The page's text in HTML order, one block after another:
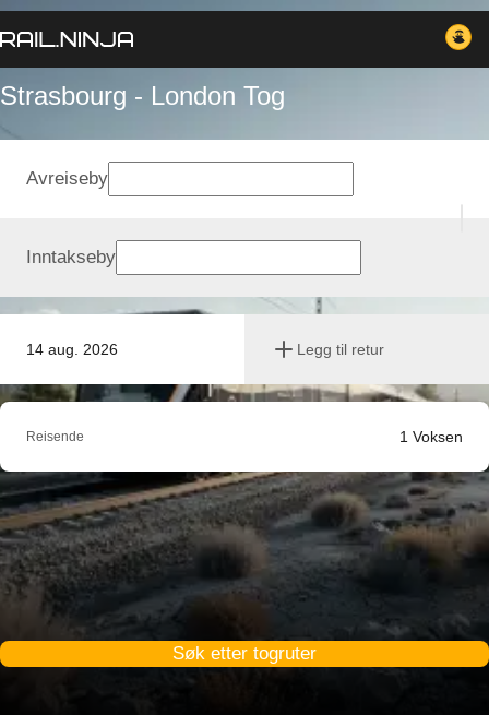
Strasbourg - London Tog
14 aug. 2026 Legg til retur
Avreiseby
Inntakseby
Reisende 1 Voksen
Søk etter togruter